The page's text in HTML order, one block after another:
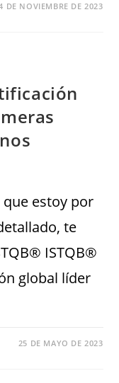
DE NOVIEMBRE DE 2023
estoy por
te
ISTQB®
global líder
25 DE MAYO DE 2023